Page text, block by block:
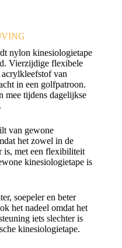
nylon kinesiologietape
Vierzijdige flexibele
van
in een golfpatroon.
mee tijdens dagelijkse
van gewone
het zowel in de
is, met een flexibiliteit
kinesiologietape is
soepeler en beter
het nadeel omdat het
iets slechter is
kinesiologietape.